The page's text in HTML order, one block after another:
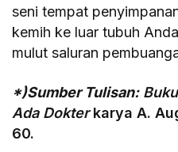
seni tempat
kemih ke luar tubuh
mulut saluran
*)Sumber Tulisan:
Ada Dokterkarya A.
60.